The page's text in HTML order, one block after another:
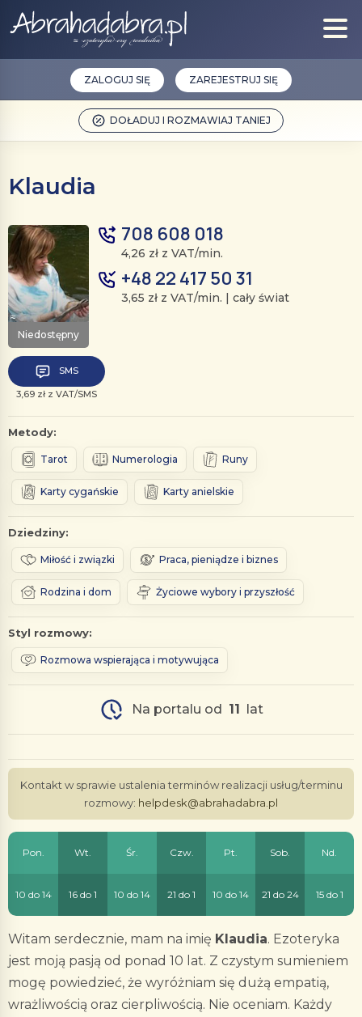
DOŁADUJ I ROZMAWIAJ TANIEJ
ZALOGUJ SIĘ ZAREJESTRUJ SIĘ
Klaudia
Niedostępny
708 608 018
4,26 zł z VAT/min.
+48 22 417 50 31
3,65 zł z VAT/min. | cały świat
SMS
3,69 zł z VAT/SMS
Metody:
Tarot Numerologia Runy
Karty cygańskie Karty anielskie
Dziedziny:
Miłość i związki Praca, pieniądze i biznes
Rodzina i dom Życiowe wybory i przyszłość
Styl rozmowy:
Rozmowa wspierająca i motywująca
Na portalu od 11 lat
Kontakt w sprawie ustalenia terminów realizacji usług/terminu
rozmowy: helpdesk@abrahadabra.pl
Pon. Wt. Śr. Czw. Pt. Sob. Nd.
10 do 14 16 do 1 10 do 14 21 do 1 10 do 14 21 do 24 15 do 1
Witam serdecznie, mam na imię Klaudia. Ezoteryka
jest moją pasją od ponad 10 lat. Z czystym sumieniem
mogę powiedzieć, że wyróżniam się dużą empatią,
wrażliwością oraz cierpliwością. Nie oceniam. Każdy